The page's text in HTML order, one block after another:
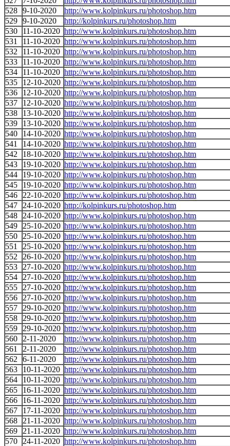
528 9-10-2020
http://www.kolpinkurs.ru/photoshop.htm
529 9-10-2020
http://kolpinkurs.ru/photoshop.htm
530
11-10-2020 http://www.kolpinkurs.ru/photoshop.htm
531
11-10-2020 http://www.kolpinkurs.ru/photoshop.htm
532
11-10-2020 http://www.kolpinkurs.ru/photoshop.htm
533
11-10-2020 http://www.kolpinkurs.ru/photoshop.htm
534
11-10-2020 http://www.kolpinkurs.ru/photoshop.htm
535
12-10-2020 http://www.kolpinkurs.ru/photoshop.htm
536
12-10-2020 http://www.kolpinkurs.ru/photoshop.htm
537
12-10-2020 http://www.kolpinkurs.ru/photoshop.htm
538
13-10-2020 http://www.kolpinkurs.ru/photoshop.htm
539
13-10-2020 http://www.kolpinkurs.ru/photoshop.htm
540
14-10-2020 http://www.kolpinkurs.ru/photoshop.htm
541
14-10-2020 http://www.kolpinkurs.ru/photoshop.htm
542
18-10-2020 http://www.kolpinkurs.ru/photoshop.htm
543
19-10-2020 http://www.kolpinkurs.ru/photoshop.htm
544
19-10-2020 http://www.kolpinkurs.ru/photoshop.htm
545
19-10-2020 http://www.kolpinkurs.ru/photoshop.htm
546
22-10-2020 http://www.kolpinkurs.ru/photoshop.htm
547
24-10-2020 http://kolpinkurs.ru/photoshop.htm
548
24-10-2020 http://www.kolpinkurs.ru/photoshop.htm
549
25-10-2020 http://www.kolpinkurs.ru/photoshop.htm
550
25-10-2020 http://www.kolpinkurs.ru/photoshop.htm
551
25-10-2020 http://www.kolpinkurs.ru/photoshop.htm
552
26-10-2020 http://www.kolpinkurs.ru/photoshop.htm
553
27-10-2020 http://www.kolpinkurs.ru/photoshop.htm
554
27-10-2020 http://www.kolpinkurs.ru/photoshop.htm
555
27-10-2020 http://www.kolpinkurs.ru/photoshop.htm
556
27-10-2020 http://www.kolpinkurs.ru/photoshop.htm
557
29-10-2020 http://www.kolpinkurs.ru/photoshop.htm
558
29-10-2020 http://www.kolpinkurs.ru/photoshop.htm
559
29-10-2020 http://www.kolpinkurs.ru/photoshop.htm
560
2-11-2020
http://www.kolpinkurs.ru/photoshop.htm
561
2-11-2020
http://www.kolpinkurs.ru/photoshop.htm
562
6-11-2020
http://www.kolpinkurs.ru/photoshop.htm
563
10-11-2020 http://www.kolpinkurs.ru/photoshop.htm
564
10-11-2020 http://www.kolpinkurs.ru/photoshop.htm
565
16-11-2020 http://www.kolpinkurs.ru/photoshop.htm
566
16-11-2020 http://www.kolpinkurs.ru/photoshop.htm
567
17-11-2020 http://www.kolpinkurs.ru/photoshop.htm
568
21-11-2020 http://www.kolpinkurs.ru/photoshop.htm
569
21-11-2020 http://www.kolpinkurs.ru/photoshop.htm
570
24-11-2020 http://www.kolpinkurs.ru/photoshop.htm